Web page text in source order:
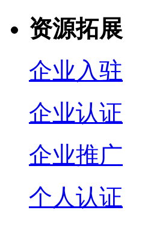
资源拓展
企业入驻
企业认证
企业推广
个人认证